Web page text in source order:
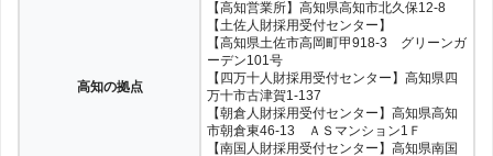
高知の拠点
【高知営業所】高知県高知市北久保12-8
【土佐人財採用受付センター】
【高知県土佐市高岡町甲918-3 グリーンガ
ーデン101号
【四万十人財採用受付センター】高知県四
万十市古津賀1-137
【朝倉人財採用受付センター】高知県高知
市朝倉東46-13 ＡＳマンション1Ｆ
【南国人財採用受付センター】高知県南国